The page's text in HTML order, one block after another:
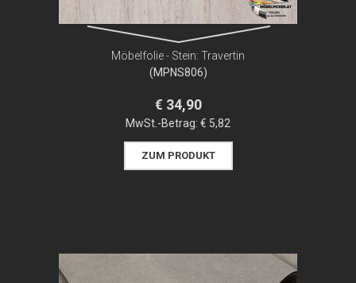
Möbelfolie - Stein: Travertin
(MPNS806)
€ 34,90
MwSt.-Betrag: € 5,82
ZUM PRODUKT